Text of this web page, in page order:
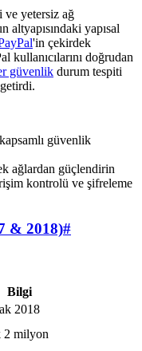
ve yetersiz ağ
yapısal
'in çekirdek
kullanıcılarını doğrudan
güvenlik durum tespiti
güvenlik
ağlardan güçlendirin
kontrolü ve şifreleme
& 2018)#
Bilgi
2018
2 milyon